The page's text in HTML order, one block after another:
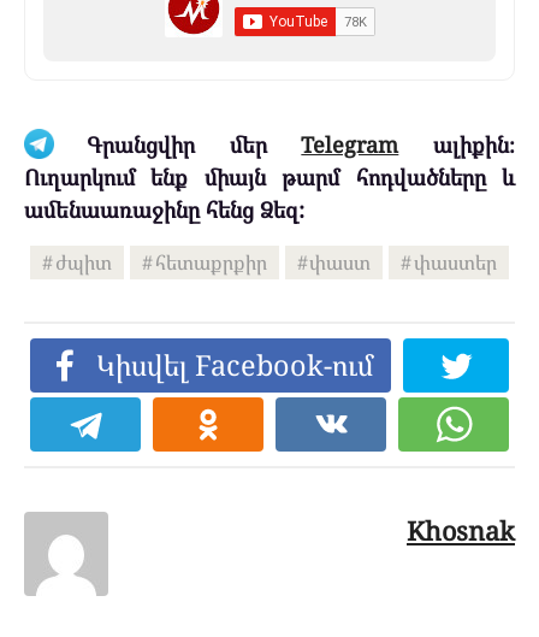
Գրանցվիր մերTelegramալիքին։
Ուղարկում ենք միայն թարմ հոդվածները և
ամենաառաջինը հենց Ձեզ:
ժպիտ հետաքրքիր փաստ փաստեր
Կիսվել Facebook-ում
Khosnak